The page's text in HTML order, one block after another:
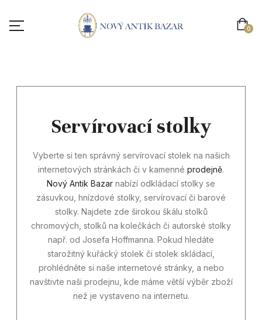
0
Servírovací stolky
Vyberte si ten správný servírovací stolek na našich
internetových stránkách či v kamenné prodejně.
Nový Antik Bazar nabízí odkládací stolky se
zásuvkou, hnízdové stolky, servírovací či barové
stolky. Najdete zde širokou škálu stolků
chromových, stolků na kolečkách či autorské stolky
např. od Josefa Hoffmanna. Pokud hledáte
starožitný kuřácký stolek či stolek skládací,
prohlédněte si naše internetové stránky, a nebo
navštivte naši prodejnu, kde máme větší výběr zboží
než je vystaveno na internetu.